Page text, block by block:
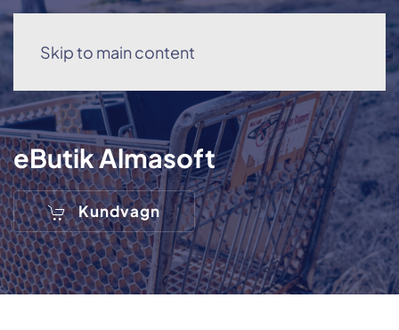
Skip to main content
eButik Almasoft
Kundvagn